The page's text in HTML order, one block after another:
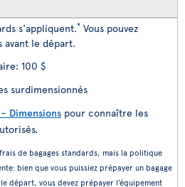
s'appliquent.* Vous pouvez
avant le départ.
100 $
surdimensionnés
Dimensions pour connaître les
de bagages standards, mais la politique
bien que vous puissiez prépayer un bagage
départ, vous devez prépayer l’équipement